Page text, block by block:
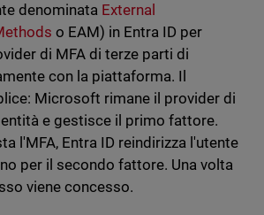
denominata External
o EAM) in Entra ID per
di MFA di terze parti di
con la piattaforma. Il
Microsoft rimane il provider di
e gestisce il primo fattore.
l'MFA, Entra ID reindirizza l'utente
per il secondo fattore. Una volta
viene concesso.